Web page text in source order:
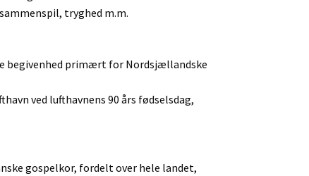
tryghed m.m.
begivenhed primært for Nordsjællandske
ved lufthavnens 90 års fødselsdag,
gospelkor, fordelt over hele landet,